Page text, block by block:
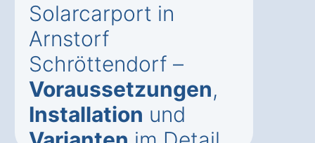
Solarcarport in
Arnstorf
Schröttendorf –
Voraussetzungen,
Installation und